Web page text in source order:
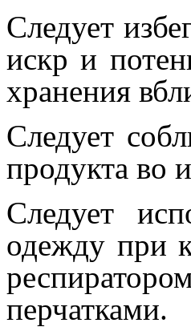
Следует
искр и
хранения
Следует
продукта во
Следует
одежду при
перчатками.